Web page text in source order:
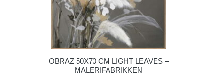
OBRAZ 50X70 CM LIGHT LEAVES –
MALERIFABRIKKEN